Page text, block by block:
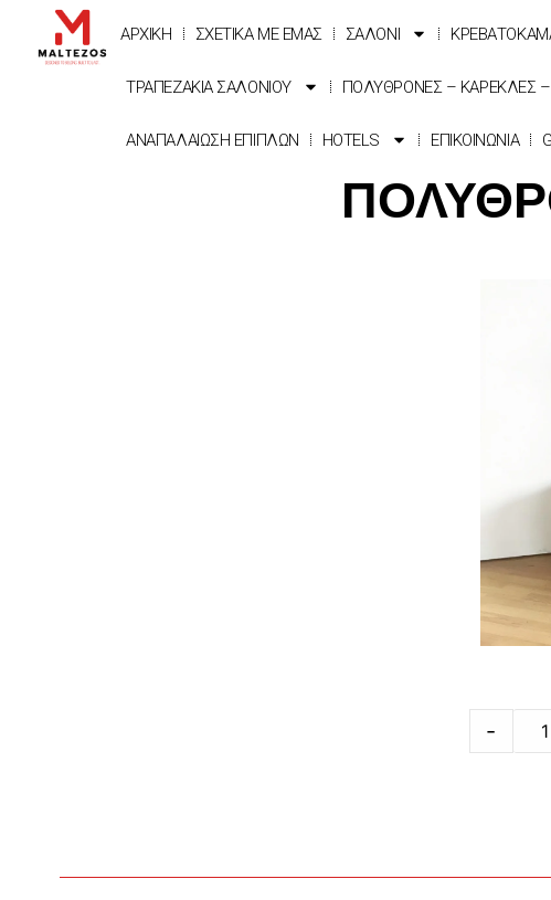
ΑΡΧΙΚΗ ΣΧΕΤΙΚΑ ΜΕ ΕΜΑΣ ΣΑΛΟΝΙ
ΤΡΑΠΕΖΑΚΙΑ ΣΑΛΟΝΙΟΥ ΠΟΛΥΘΡΟΝΕΣ – ΚΑΡΕΚΛΕΣ
ΑΝΑΠΑΛΑΙΩΣΗ ΕΠΙΠΛΩΝ HOTELS ΕΠΙΚΟΙΝΩΝΙΑ
-